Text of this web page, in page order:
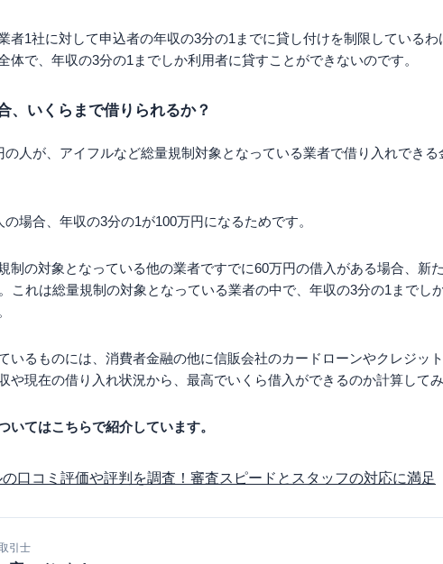
者1社に対して申込者の年収の3分の1までに貸し付けを制限している
体で、年収の3分の1までしか利用者に貸すことができないのです。
、いくらまで借りられるか？
の人が、アイフルなど総量規制対象となっている業者で借り入れでき
場合、年収の3分の1が100万円になるためです。
制の対象となっている他の業者ですでに60万円の借入がある場合、新
これは総量規制の対象となっている業者の中で、年収の3分の1までし
いるものには、消費者金融の他に信販会社のカードローンやクレジッ
や現在の借り入れ状況から、最高でいくら借入ができるのか計算して
いてはこちらで紹介しています。
口コミ評価や評判を調査！審査スピードとスタッフの対応に満足
引士